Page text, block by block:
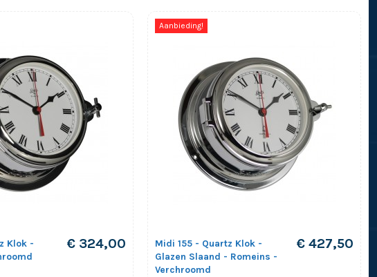
Klok -
€ 324,00
Aanbieding!
Midi 155 - Quartz Klok -
Glazen Slaand - Romeins -
Verchroomd
€ 427,50